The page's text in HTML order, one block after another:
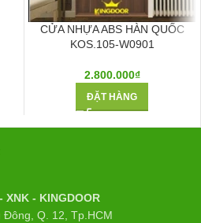
CỬA NHỰA ABS HÀN QUỐC
KOS.105-W0901
2.800.000₫
ĐẶT HÀNG
XNK - KINGDOOR
Đông, Q. 12, Tp.HCM